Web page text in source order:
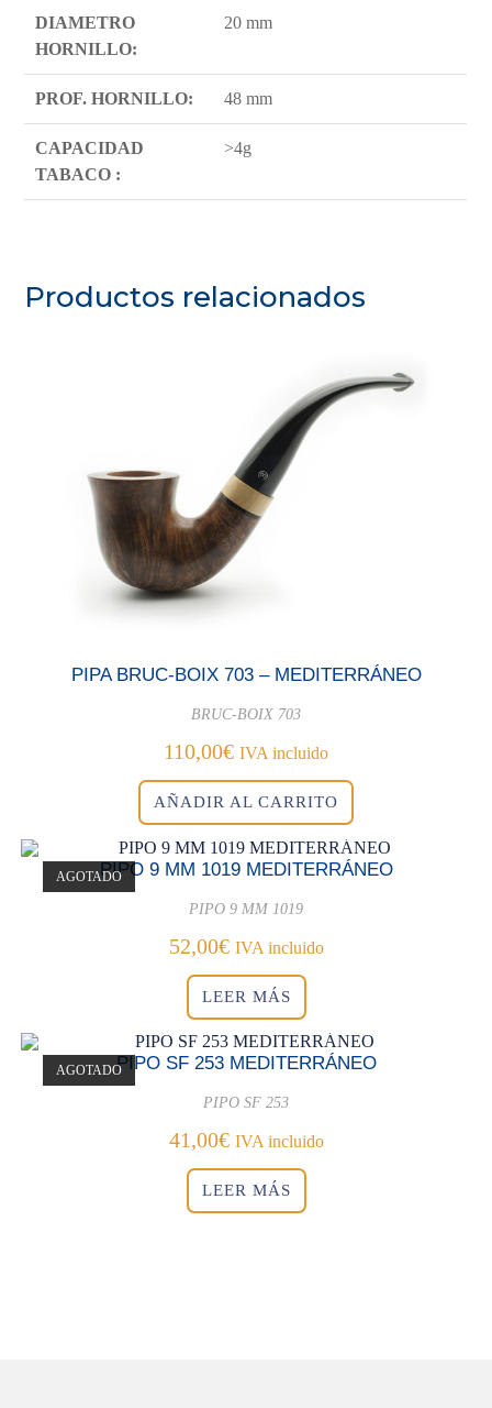
DIAMETRO
HORNILLO:
20 mm
PROF. HORNILLO: 48 mm
CAPACIDAD
TABACO :
>4g
Productos relacionados
PIPA BRUC-BOIX 703 – MEDITERRÁNEO
BRUC-BOIX 703
110,00€ IVA incluido
AÑADIR AL CARRITO
AGOTADOPIPO 9 MM 1019 MEDITERRÁNEO
PIPO 9 MM 1019
52,00€ IVA incluido
LEER MÁS
AGOTADOPIPO SF 253 MEDITERRÁNEO
PIPO SF 253
41,00€ IVA incluido
LEER MÁS